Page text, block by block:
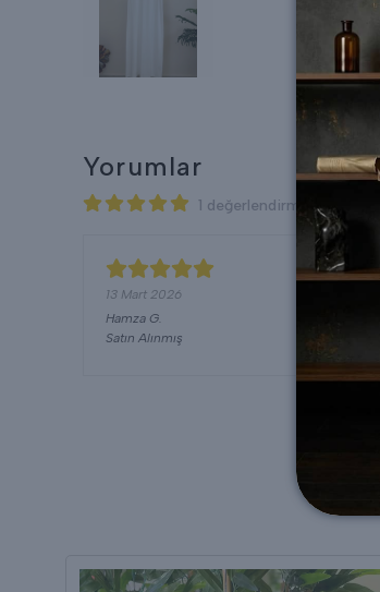
Yorumlar
1 değerlendirmeye göre
13 Mart 2026
Hamza G.
Satın Alınmış